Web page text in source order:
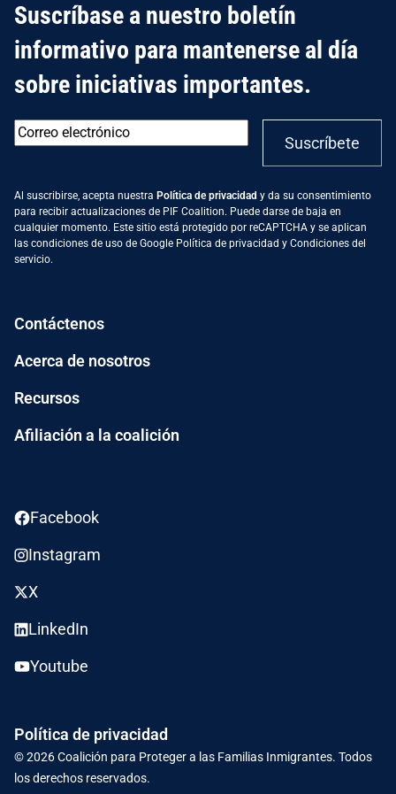
Suscríbase a nuestro boletín
informativo para mantenerse al día
sobre iniciativas importantes.
Correo
electrónico* Suscríbete
Al suscribirse, acepta nuestra Política de privacidad y da su consentimiento
para recibir actualizaciones de PIF Coalition. Puede darse de baja en
cualquier momento. Este sitio está protegido por reCAPTCHA y se aplican
las condiciones de uso de Google Política de privacidad y Condiciones del
servicio.
Contáctenos
Acerca de nosotros
Recursos
Afiliación a la coalición
Facebook
Instagram
X
LinkedIn
Youtube
© 2026Coalición para Proteger a las Familias Inmigrantes. Todos
los derechos reservados.
Política de privacidad